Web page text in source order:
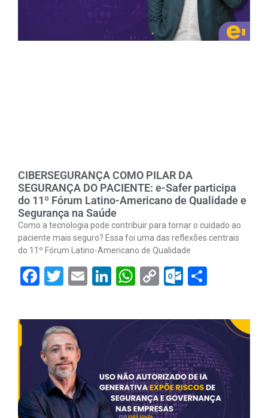
CIBERSEGURANÇA COMO PILAR DA
SEGURANÇA DO PACIENTE: e-Safer participa
do 11º Fórum Latino-Americano de Qualidade e
Segurança na Saúde
Como a tecnologia pode contribuir para tornar o cuidado ao
paciente mais seguro? Essa foi uma das reflexões centrais
do 11º Fórum Latino-Americano de Qualidade
Facebook
Twitter
EmailLinkedIn
WhatsApp
Copy